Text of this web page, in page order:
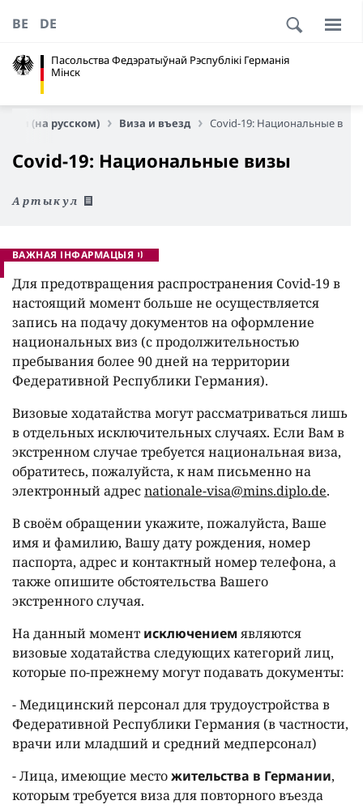
Пасольства Федэратыўнай Рэспублікі Германія
Мінск
BE DE
(на русском) Виза и въезд Covid-19: Национальные визы
Covid-19: Национальные визы
Артыкул
ВАЖНАЯ ІНФАРМАЦЫЯ
Для предотвращения распространения Covid-19 в
настоящий момент больше не осуществляется
запись на подачу документов на оформление
национальных виз (с продолжительностью
пребывания более 90 дней на территории
Федеративной Республики Германия).
Визовые ходатайства могут рассматриваться лишь
в отдельных исключительных случаях. Если Вам в
экстренном случае требуется национальная виза,
обратитесь, пожалуйста, к нам письменно на
электронный адресnationale-visa@mins.diplo.de.
В своём обращении укажите, пожалуйста, Ваше
имя и фамилию, Вашу дату рождения, номер
паспорта, адрес и контактный номер телефона, а
также опишите обстоятельства Вашего
экстренного случая.
На данный момент исключениемявляются
визовые ходатайства следующих категорий лиц,
которые по-прежнему могут подавать документы:
- Медицинский персонал для трудоустройства в
Федеративной Республики Германия (в частности,
врачи или младший и средний медперсонал)
- Лица, имеющие местожительства в Германии,
которым требуется виза для повторного въезда